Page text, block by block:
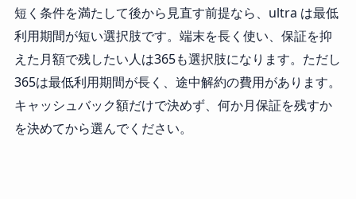
短く条件を満たして後から見直す前提なら、ultra は最低
利用期間が短い選択肢です。端末を長く使い、保証を抑
えた月額で残したい人は365も選択肢になります。ただし
365は最低利用期間が長く、途中解約の費用があります。
キャッシュバック額だけで決めず、何か月保証を残すか
を決めてから選んでください。